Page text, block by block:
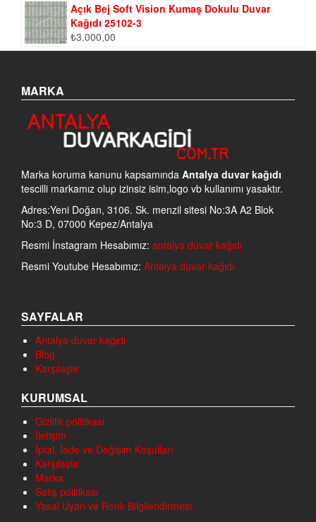
Açık Bej Soft Vision Kumaş Dokulu Duvar
Kağıdı 25102-3
₺3.000,00
MARKA
Marka koruma kanunu kapsamında Antalya duvar kağıdı
tescilli markamız olup izinsiz isim,logo vb kullanımı yasaktır.
Adres:Yeni Doğan, 3106. Sk. menzil sitesi No:3A A2 Blok
No:3 D, 07000 Kepez/Antalya
Resmi İnstagram Hesabımız: antalya duvar kağıdı
Resmi Youtube Hesabımız: Antalya duvar kağıdı
SAYFALAR
Antalya duvar kağıdı
Blog
Karşılaştır
KURUMSAL
Gizlilik politikası
İletişim
İptal, İade ve Değişim Koşulları
Karşılaştır
Marka
Satış politikası
Yasal Uyarı ve Renk Bilgilendirmesi